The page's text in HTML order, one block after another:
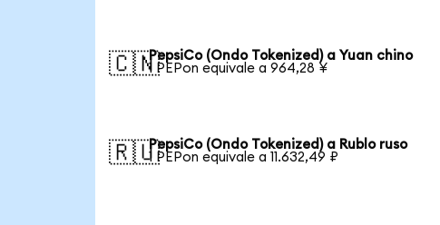
🇨🇳PepsiCo (Ondo Tokenized) a Yuan chino
1 PEPon equivale a 964,28 ¥
🇷🇺PepsiCo (Ondo Tokenized) a Rublo ruso
1 PEPon equivale a 11.632,49 ₽